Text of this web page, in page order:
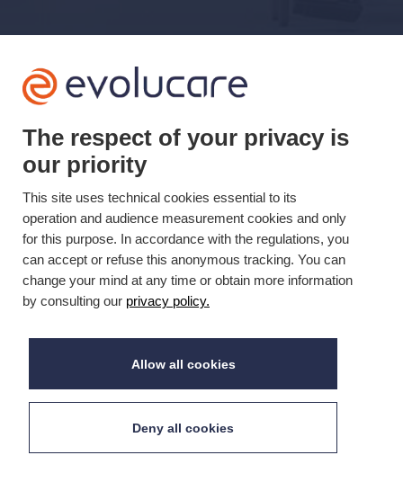
YOUTUBE
LINKEDIN
Mis à jour le 20/11/2025 © Evolucare 2026
The respect of your privacy is
our priority
This site uses technical cookies essential to its
operation and audience measurement cookies and only
for this purpose. In accordance with the regulations, you
can accept or refuse this anonymous tracking. You can
change your mind at any time or obtain more information
by consulting our privacy policy.
Allow all cookies
Deny all cookies